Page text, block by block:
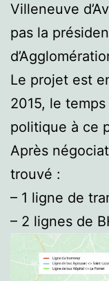
Villeneuve
pas la
Le projet est
2015, le
politique à ce
Après
trouvé :
– 1 ligne de
– 2 lignes de